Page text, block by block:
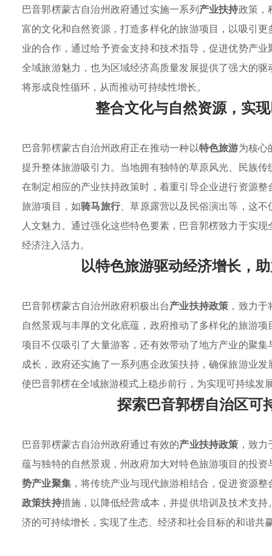
巴音郭楞蒙古自治州政府通过实施一系列产业扶持政策，
富的文化和自然资源，打造多样化的旅游项目，以吸引
业的合作，通过给予资金支持和技术指导，促进优势产
全域旅游魅力，也为区域经济高质量发展提供了强大的
将形成良性循环，从而推动可持续性增长。
整合文化与自然资源，实
巴音郭楞蒙古自治州政府正在推动一种以特色旅游为核心
提升整体旅游吸引力。当地拥有独特的草原风光、民族
在制定相应的产业扶持政策时，着重引导企业进行资源
旅游项目，如骑马旅行、草原露营以及民俗演出等，这
人文魅力。通过强化这些特色要素，巴音郭楞致力于实
经济注入活力。
以特色旅游驱动经济增长，
巴音郭楞蒙古自治州政府积极出台产业扶持政策 ，致力
自然景观与丰厚的文化底蕴，政府推动了多样化的旅游
项目不仅吸引了大量游客，还有效带动了地方产业的聚
成长，政府还实施了一系列惠企政策扶持，确保旅游业
使巴音郭楞在全域旅游模式上稳步前行，为实现可持续发
探索巴音郭楞自治区可
巴音郭楞蒙古自治州政府通过有效的产业扶持政策 ，致
蕴与独特的自然景观，州政府加大对特色旅游项目的投
势产业聚集 ，将传统产业与现代旅游相结合，促进资源
政策扶持措施，以降低经营成本，并提供培训及技术支
济的可持续增长，实现了生态、经济和社会目标的和谐共